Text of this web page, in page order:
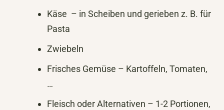
Käse – in Scheiben und gerieben z. B. für
Pasta
Zwiebeln
Frisches Gemüse – Kartoffeln, Tomaten,
…
Fleisch oder Alternativen – 1-2 Portionen,